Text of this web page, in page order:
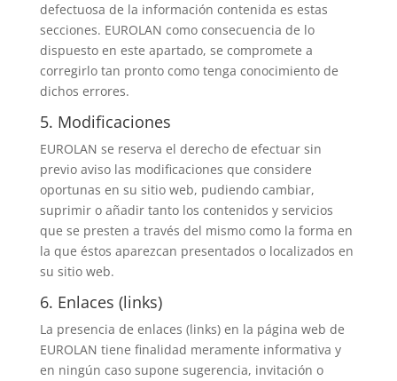
defectuosa de la información contenida es estas
secciones. EUROLAN como consecuencia de lo
dispuesto en este apartado, se compromete a
corregirlo tan pronto como tenga conocimiento de
dichos errores.
5. Modificaciones
EUROLAN se reserva el derecho de efectuar sin
previo aviso las modificaciones que considere
oportunas en su sitio web, pudiendo cambiar,
suprimir o añadir tanto los contenidos y servicios
que se presten a través del mismo como la forma en
la que éstos aparezcan presentados o localizados en
su sitio web.
6. Enlaces (links)
La presencia de enlaces (links) en la página web de
EUROLAN tiene finalidad meramente informativa y
en ningún caso supone sugerencia, invitación o